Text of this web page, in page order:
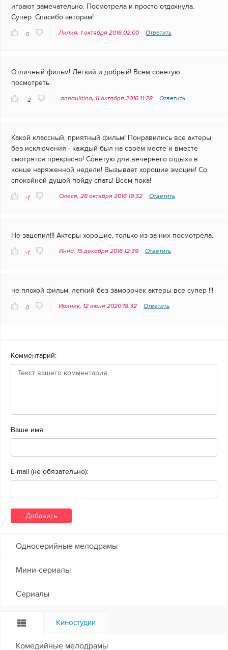
играют замечательно. Посмотрела и просто отдохнула.
Супер. Спасибо авторам!
0 Лилия, 1 октября 2016 02:00 Ответить
Отличный фильм! Легкий и добрый! Всем советую
посмотреть.
-2 annaulitina, 11 октября 2016 11:28 Ответить
Какой классный, приятный фильм! Понравились все актеры
без исключения - каждый был на своём месте и вместе
смотрятся прекрасно! Советую для вечернего отдыха в
конце наряженной недели! Вызывает хорошие эмоции! Со
спокойной душой пойду спать! Всем пока!
-1 Олеся, 28 октября 2016 19:32 Ответить
Не зацепил!!! Актеры хорошие, только из-за них посмотрела.
-1 Инна, 15 декабря 2016 12:39 Ответить
не плохой фильм, легкий без заморочек актеры все супер !!!
0 Ириник, 12 июня 2020 18:32 Ответить
Комментарий:
Ваше имя:
E-mail (не обязательно):
Односерийные мелодрамы
Мини-сериалы
Сериалы
Киностудии
Комедийные мелодрамы